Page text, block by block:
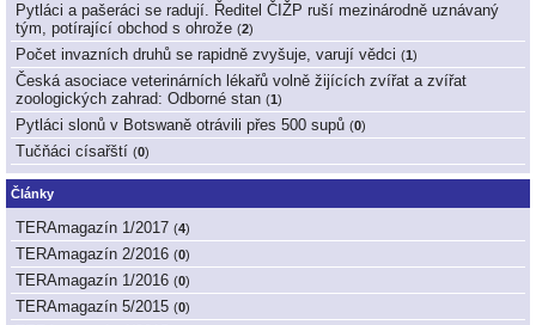
Pytláci a pašeráci se radují. Ředitel ČIŽP ruší mezinárodně uznávaný
tým, potírající obchod s ohrože (2)
Počet invazních druhů se rapidně zvyšuje, varují vědci (1 )
Česká asociace veterinárních lékařů volně žijících zvířat a zvířat
zoologických zahrad: Odborné stan (1 )
Pytláci slonů v Botswaně otrávili přes 500 supů (0)
Tučňáci císařští (0)
Články
TERAmagazín 1/2017 (4)
TERAmagazín 2/2016 (0)
TERAmagazín 1/2016 (0)
TERAmagazín 5/2015 (0)